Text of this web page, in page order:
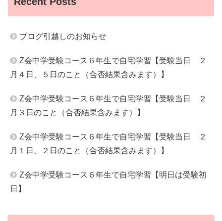
ブログ引越しのお知らせ
Z会中学受験コース６年生で自宅学習【受験当日 ２
月４日、５日のこと（合否結果含みます）】
Z会中学受験コース６年生で自宅学習【受験当日 ２
月３日のこと（合否結果含みます）】
Z会中学受験コース６年生で自宅学習【受験当日 ２
月１日、２日のこと（合否結果含みます）】
Z会中学受験コース６年生で自宅学習【明日は受験初
日】